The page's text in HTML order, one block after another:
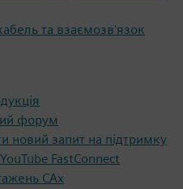
та взаємозв'язок
форум
новий запит на підтримку
FastConnect
CAx